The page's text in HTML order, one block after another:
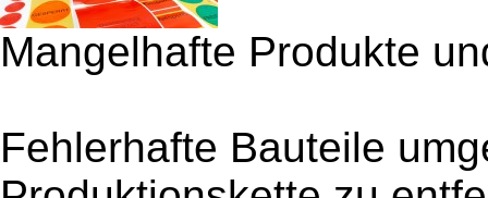
Mangelhafte Produkte
Fehlerhafte Bauteile